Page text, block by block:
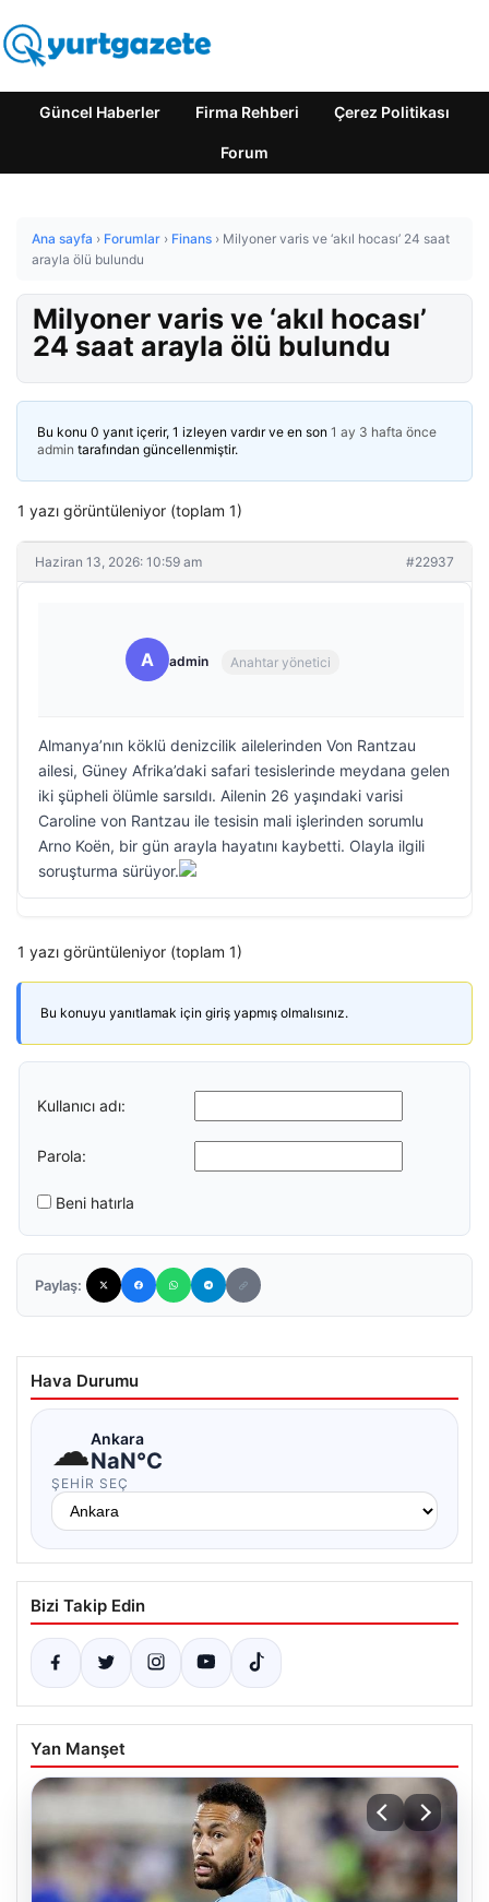
Güncel Haberler Firma Rehberi Çerez Politikası
Forum
Ana sayfa › Forumlar › Finans › Milyoner varis ve ‘akıl hocası’ 24 saat
arayla ölü bulundu
Milyoner varis ve ‘akıl hocası’
24 saat arayla ölü bulundu
Bu konu 0 yanıt içerir, 1 izleyen vardır ve en son 1 ay 3 hafta önce
admin tarafından güncellenmiştir.
1 yazı görüntüleniyor (toplam 1)
Haziran 13, 2026: 10:59 am #22937
A admin Anahtar yönetici
Almanya’nın köklü denizcilik ailelerinden Von Rantzau
ailesi, Güney Afrika’daki safari tesislerinde meydana gelen
iki şüpheli ölümle sarsıldı. Ailenin 26 yaşındaki varisi
Caroline von Rantzau ile tesisin mali işlerinden sorumlu
Arno Koën, bir gün arayla hayatını kaybetti. Olayla ilgili
soruşturma sürüyor.
1 yazı görüntüleniyor (toplam 1)
Bu konuyu yanıtlamak için giriş yapmış olmalısınız.
Kullanıcı adı:
Parola:
Beni hatırla
Paylaş:
Hava Durumu
☁Ankara
NaN°C
ŞEHIR SEÇ
Bizi Takip Edin
Yan Manşet